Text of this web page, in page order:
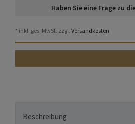
Haben Sie eine Frage zu
* inkl. ges. MwSt. zzgl. Versandkosten
Beschreibung